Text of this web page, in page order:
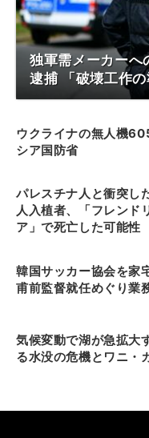
独軍需メーカーへ
逮捕 「破壊工作
ウクライナの無人機
シア国防省
パレスチナ人と衝突し
人入植者、「フレンド
ア」で死亡した可能性
韓国サッカー協会を家
甫前監督就任めぐり業
気候変動で湖が急拡大
る水没の危機とワニ・